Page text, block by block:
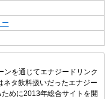
ー
を通じてエナジードリンク
ネタ飲料扱いだったエナジー
めに2013年総合サイトを開